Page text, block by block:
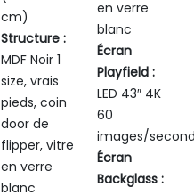
cm)
Structure :
MDF Noir 1
size, vrais
pieds, coin
door de
flipper, vitre
en verre
blanc
en verre
blanc
Écran
Playfield :
LED 43″ 4K
60
images/
Écran
Backglass :